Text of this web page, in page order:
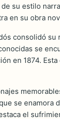
su estilo
en su obra
consolidó
se
en 1874.
se
el